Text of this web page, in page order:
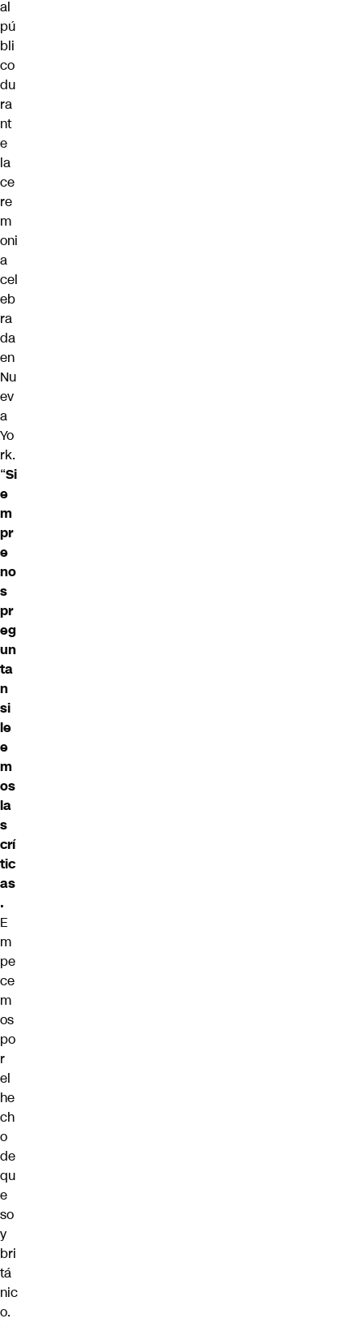
al
pú
bli
co
du
ra
nt
e
la
ce
re
m
oni
a
cel
eb
ra
da
en
Nu
ev
a
Yo
rk.
“Si
e
m
pr
e
no
s
pr
eg
un
ta
n
si
le
e
m
os
la
s
crí
tic
as
.
E
m
pe
ce
m
os
po
r
el
he
ch
o
de
qu
e
so
y
bri
tá
nic
o.